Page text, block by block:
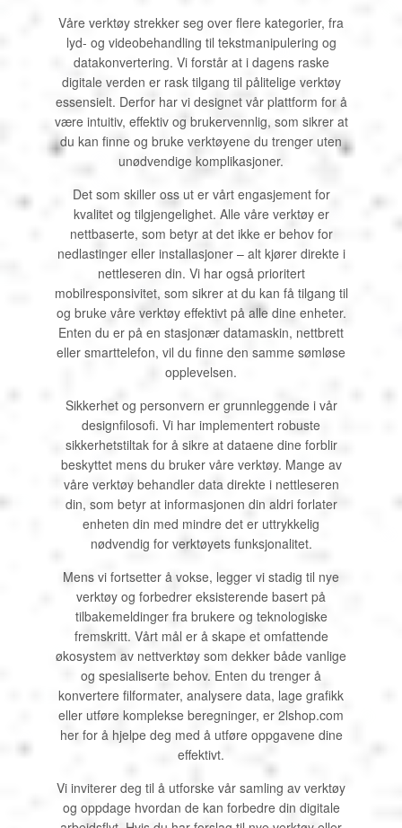
Våre verktøy strekker seg over flere kategorier, fra
lyd- og videobehandling til tekstmanipulering og
datakonvertering. Vi forstår at i dagens raske
digitale verden er rask tilgang til pålitelige verktøy
essensielt. Derfor har vi designet vår plattform for å
være intuitiv, effektiv og brukervennlig, som sikrer at
du kan finne og bruke verktøyene du trenger uten
unødvendige komplikasjoner.
Det som skiller oss ut er vårt engasjement for
kvalitet og tilgjengelighet. Alle våre verktøy er
nettbaserte, som betyr at det ikke er behov for
nedlastinger eller installasjoner – alt kjører direkte i
nettleseren din. Vi har også prioritert
mobilresponsivitet, som sikrer at du kan få tilgang til
og bruke våre verktøy effektivt på alle dine enheter.
Enten du er på en stasjonær datamaskin, nettbrett
eller smarttelefon, vil du finne den samme sømløse
opplevelsen.
Sikkerhet og personvern er grunnleggende i vår
designfilosofi. Vi har implementert robuste
sikkerhetstiltak for å sikre at dataene dine forblir
beskyttet mens du bruker våre verktøy. Mange av
våre verktøy behandler data direkte i nettleseren
din, som betyr at informasjonen din aldri forlater
enheten din med mindre det er uttrykkelig
nødvendig for verktøyets funksjonalitet.
Mens vi fortsetter å vokse, legger vi stadig til nye
verktøy og forbedrer eksisterende basert på
tilbakemeldinger fra brukere og teknologiske
fremskritt. Vårt mål er å skape et omfattende
økosystem av nettverktøy som dekker både vanlige
og spesialiserte behov. Enten du trenger å
konvertere filformater, analysere data, lage grafikk
eller utføre komplekse beregninger, er 2lshop.com
her for å hjelpe deg med å utføre oppgavene dine
effektivt.
Vi inviterer deg til å utforske vår samling av verktøy
og oppdage hvordan de kan forbedre din digitale